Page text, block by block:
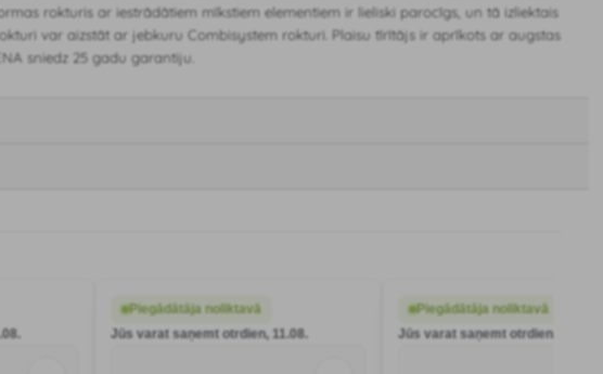
rokturis ar iestrādātiem mīkstiem elementiem ir lieliski parocīgs, un tā izliektais
var aizstāt ar jebkuru Combisystem rokturi. Plaisu tīrītājs ir aprīkots ar augstas
sniedz 25 gadu garantiju.
Piegādātāja noliktavā
Jūs varat saņemt otrdien, 11.08.
Piegādātāja noliktavā
Jūs varat saņemt otrdien, 11.08.